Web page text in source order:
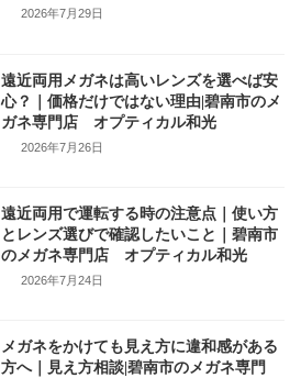
2026年7月29日
遠近両用メガネは高いレンズを選べば安
心？｜価格だけではない理由|碧南市のメ
ガネ専門店 オプティカル和光
2026年7月26日
遠近両用で運転する時の注意点｜使い方
とレンズ選びで確認したいこと｜碧南市
のメガネ専門店 オプティカル和光
2026年7月24日
メガネをかけても見え方に違和感がある
方へ｜見え方相談|碧南市のメガネ専門